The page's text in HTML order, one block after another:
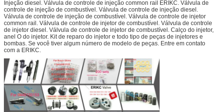
Injeção diesel. Válvula de controle de injeção common rail ERIKC. Válvula de
controle de injeção de combustível. Válvula de controle de injeção diesel.
Válvula de controle de injeção de combustível. Válvula de controle de injetor
common rail. Válvula de controle de injetor de combustível. Válvula de controle
de injetor diesel. Válvula de controle de injetor de combustível. Calço do injetor,
anel O do injetor. Kit de reparo do injetor e todo tipo de peças de injetores e
bombas. Se você tiver algum número de modelo de peças. Entre em contato
com a ERIKC.